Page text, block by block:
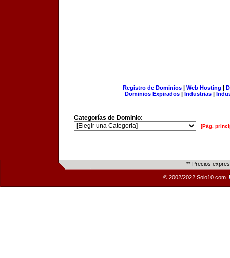
Registro de Dominios| Web Hosting |
Dominios Expirados | Industrias |
Categorías de Dominio:
[Pág.
** Precios
© 2002/2022 Solo10.com